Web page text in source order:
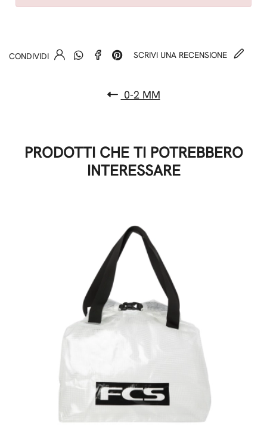
CONDIVIDI SCRIVI UNA RECENSIONE
0-2 MM
PRODOTTI CHE TI POTREBBERO
INTERESSARE